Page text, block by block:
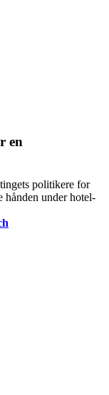
en
politikere for
hånden under hotel-